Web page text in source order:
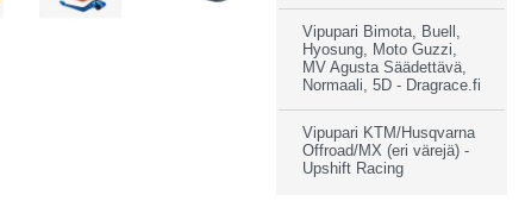
Vipupari Bimota, Buell,
Hyosung, Moto Guzzi,
MV Agusta Säädettävä,
Normaali, 5D - Dragrace.fi
Vipupari KTM/Husqvarna
Offroad/MX (eri värejä) -
Upshift Racing